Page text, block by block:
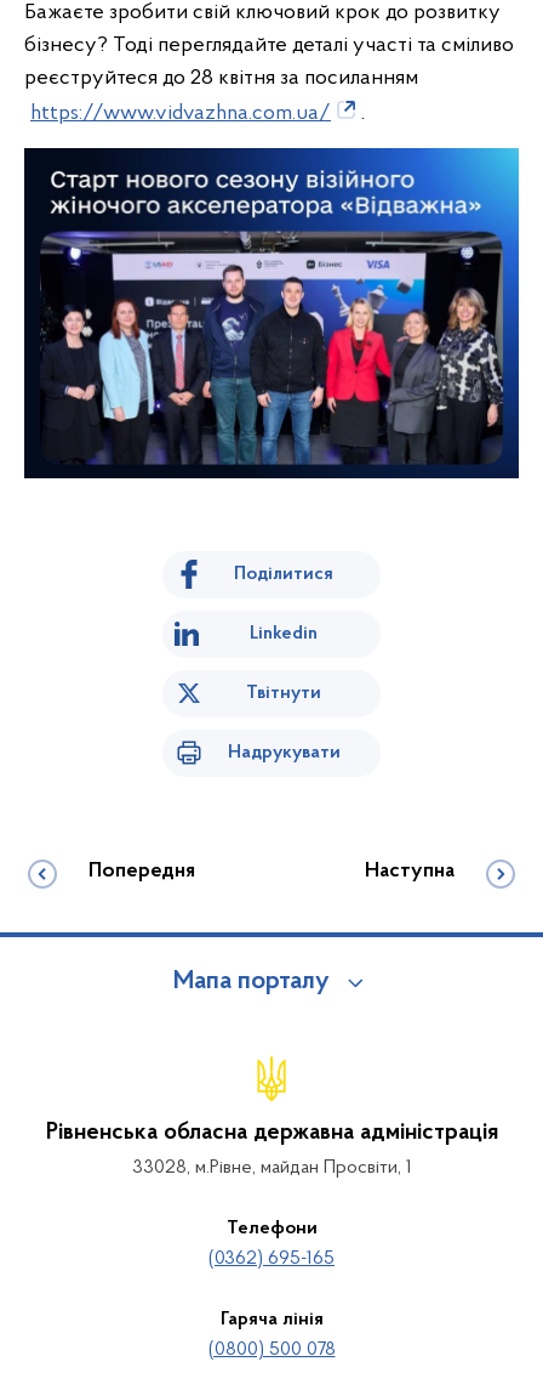
Бажаєте зробити свій ключовий крок до розвитку
бізнесу? Тоді переглядайте деталі участі та сміливо
реєструйтеся до 28 квітня за посиланням
https://www.vidvazhna.com.ua/
.
Поділитися
Linkedin
Твітнути
Надрукувати
Попередня Наступна
Мапа порталу
Рівненська обласна державна адміністрація
33028, м.Рівне, майдан Просвіти, 1
Телефони
(0362) 695-165
Гаряча лінія
(0800) 500 078